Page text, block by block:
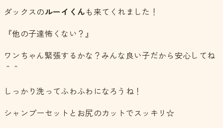
ダックスのルーイくんも来てくれました！
『他の子達怖くない？』
ワンちゃん緊張するかな？みんな良い子だから安心してね
＾＾
しっかり洗ってふわふわになろうね！
シャンプーセットとお尻のカットでスッキリ☆